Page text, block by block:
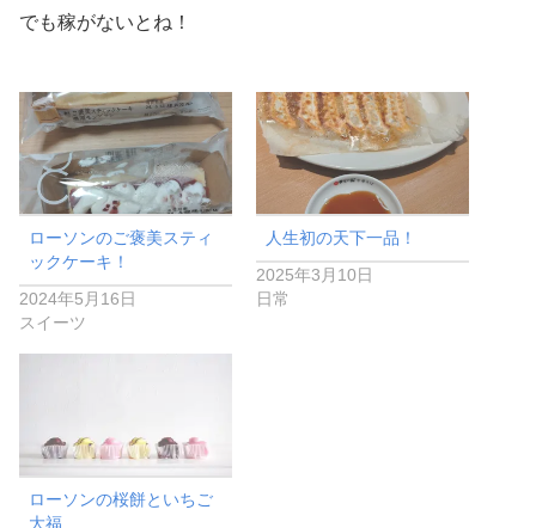
でも稼がないとね！
ローソンのご褒美スティ
ックケーキ！
2024年5月16日
スイーツ
人生初の天下一品！
2025年3月10日
日常
ローソンの桜餅といちご
大福